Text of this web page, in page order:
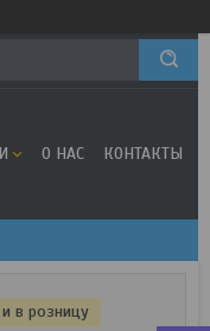
О НАС КОНТАКТЫ
в розницу